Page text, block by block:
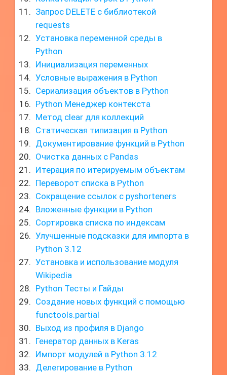
Запрос DELETE с библиотекой
requests
Установка переменной среды в
Python
Инициализация переменных
Условные выражения в Python
Сериализация объектов в Python
Python Менеджер контекста
Метод clear для коллекций
Статическая типизация в Python
Документирование функций в Python
Очистка данных с Pandas
Итерация по итерируемым объектам
Переворот списка в Python
Сокращение ссылок с pyshorteners
Вложенные функции в Python
Сортировка списка по индексам
Улучшенные подсказки для импорта в
Python 3.12
Установка и использование модуля
Wikipedia
Python Тесты и Гайды
Создание новых функций с помощью
functools.partial
Выход из профиля в Django
Генератор данных в Keras
Импорт модулей в Python 3.12
Делегирование в Python